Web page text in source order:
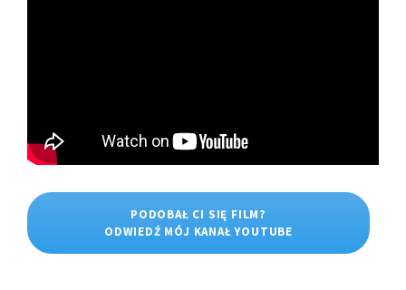
PODOBAŁ CI SIĘ FILM?
ODWIEDŹ MÓJ KANAŁ YOUTUBE